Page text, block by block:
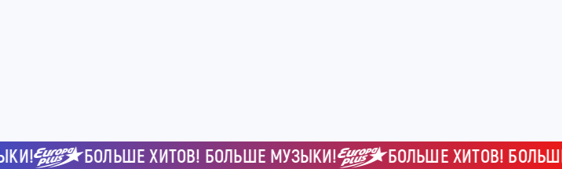
БОЛЬШЕ ХИТОВ! БОЛЬШЕ МУЗЫКИ! БОЛЬШЕ ХИТОВ! БОЛЬШЕ